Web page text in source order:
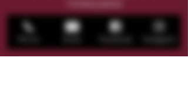
Via San Giacomo n°113 - 09124
- Cagliari
unisolasardegna@legalmail.it